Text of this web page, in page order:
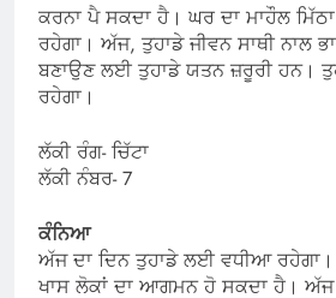
ਕਰਨਾ ਪੈ ਸਕਦਾ ਹੈ। ਘਰ ਦਾ ਮਾਹੌਲ
ਰਹੇਗਾ। ਅੱਜ, ਤੁਹਾਡੇ ਜੀਵਨ ਸਾਥੀ ਨਾਲ
ਬਣਾਉਣ ਲਈ ਤੁਹਾਡੇ ਯਤਨ ਜ਼ਰੂਰੀ ਹਨ।
​​ਰਹੇਗਾ।
ਲੱਕੀ ਰੰਗ- ਚਿੱਟਾ
ਲੱਕੀ ਨੰਬਰ- 7
ਕੰਨਿਆ
ਅੱਜ ਦਾ ਦਿਨ ਤੁਹਾਡੇ ਲਈ ਵਧੀਆ ਰਹੇਗਾ।
ਖਾਸ ਲੋਕਾਂ ਦਾ ਆਗਮਨ ਹੋ ਸਕਦਾ ਹੈ।